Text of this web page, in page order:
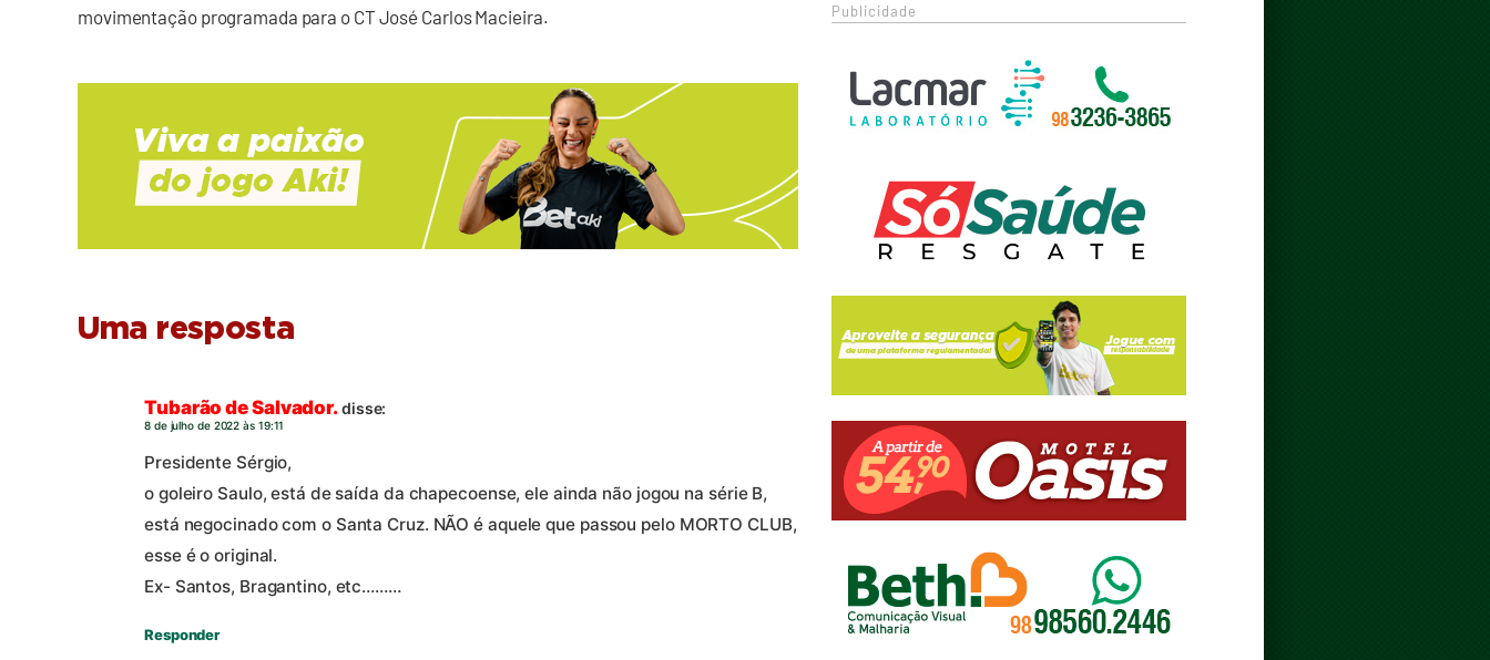
movimentação programada para o CT José Carlos Macieira.
Uma resposta
Tubarão de Salvador.disse:
8 de julho de 2022 às 19:11
Presidente Sérgio,
o goleiro Saulo, está de saída da chapecoense, ele ainda não jogou na série B,
está negocinado com o Santa Cruz. NÃO é aquele que passou pelo MORTO CLUB,
esse é o original.
Ex- Santos, Bragantino, etc………
Responder
Publicidade